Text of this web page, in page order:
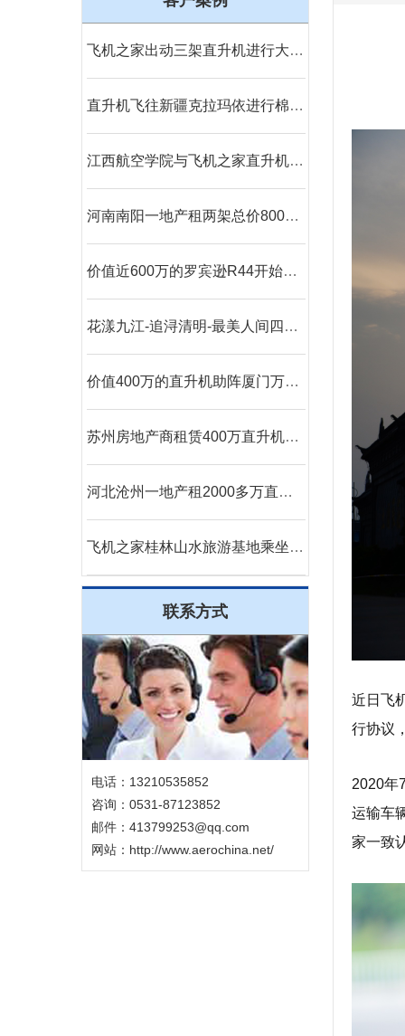
飞机之家出动三架直升机进行大地区农喷作业
直升机飞往新疆克拉玛依进行棉花脱叶剂喷洒
江西航空学院与飞机之家直升机出租合作参加人社部第44届世界技能大赛
河南南阳一地产租两架总价800万直升机看房
价值近600万的罗宾逊R44开始空中飞播造林
花漾九江-追浔清明-最美人间四月天-去庐山西海踏青去
价值400万的直升机助阵厦门万人音乐节开幕
苏州房地产商租赁400万直升机空中看房
河北沧州一地产租2000多万直升机免费空中看房
飞机之家桂林山水旅游基地乘坐直升飞机俯瞰看桂林山水你值得拥有
联系方式
电话：13210535852
咨询：0531-87123852
邮件：413799253@qq.com
网站： http://www.aerochina.net/
近日飞
行协议
2020年
运输车
家一致